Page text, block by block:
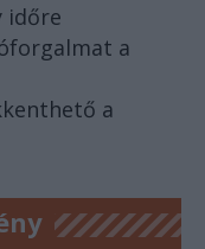
időre
a
a